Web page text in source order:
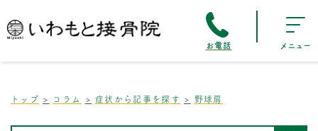
お電話 メニュー
トップ コラム 症状から記事を探す 野球肩